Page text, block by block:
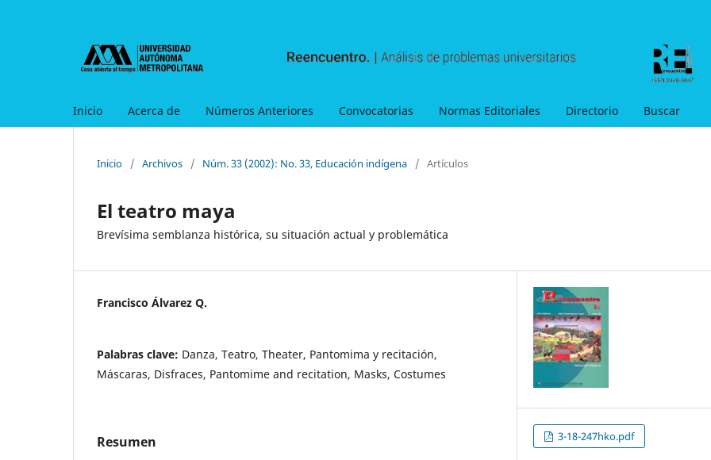
Inicio Acerca de Números Anteriores Convocatorias Normas Editoriales Directorio Buscar
Inicio / Archivos / Núm. 33 (2002): No. 33, Educación indígena / Artículos
El teatro maya
Brevísima semblanza histórica, su situación actual y problemática
Francisco Álvarez Q.
Palabras clave: Danza, Teatro, Theater, Pantomima y recitación,
Máscaras, Disfraces, Pantomime and recitation, Masks, Costumes
Resumen 3-18-247hko.pdf